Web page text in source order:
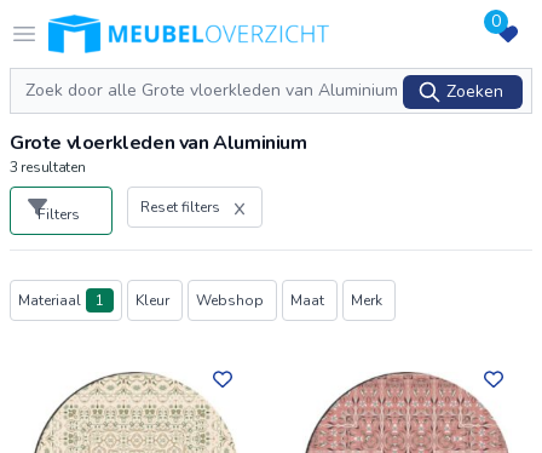
Open menu
Logo Meubeloverzicht.nl 0
Zoeken
Zoeken
Grote vloerkleden van Aluminium
3 resultaten
Filters Reset filters
Producten
Materiaal 1 Kleur Webshop Maat Merk